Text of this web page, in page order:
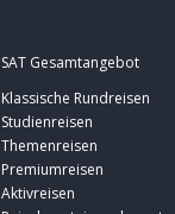
SAT Gesamtangebot
Klassische Rundreisen
Studienreisen
Themenreisen
Premiumreisen
Aktivreisen